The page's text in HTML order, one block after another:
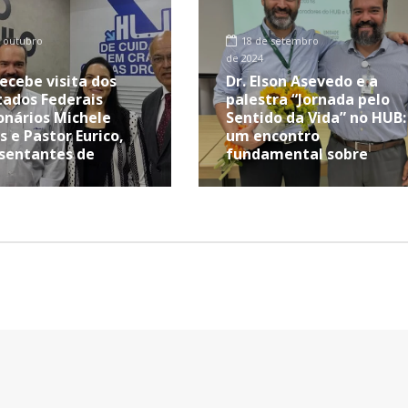
outubro
visita dos
Federais
Michele
e Pastor Eurico,
de
18 de setembro
de 2024
Dr. Elson Asevedo e a
palestra “Jornada pelo
Sentido da Vida” no HUB:
um encontro
fundamental sobre
Prevenção ao Suicídio